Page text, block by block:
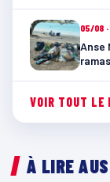
05/08 ·
Anse
VOIR TOUT
À LIRE